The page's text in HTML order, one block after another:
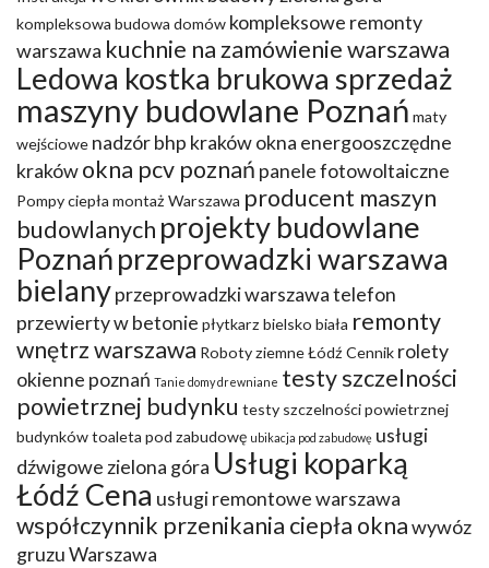
kompleksowa budowa domów kompleksowe remonty
warszawa kuchnie na zamówienie warszawa
Ledowa kostka brukowa sprzedaż
maszyny budowlane Poznań maty
wejściowe nadzór bhp krakówokna energooszczędne
krakówokna pcv poznań panele fotowoltaiczne
Pompy ciepła montaż Warszawa producent maszyn
budowlanych projekty budowlane
Poznańprzeprowadzki warszawa
bielanyprzeprowadzki warszawa telefon
przewierty w betonie płytkarz bielsko biała remonty
wnętrz warszawa Roboty ziemne Łódź Cennik rolety
okienne poznań Tanie domy drewniane testy szczelności
powietrznej budynku testy szczelności powietrznej
budynkówtoaleta pod zabudowę ubikacja pod zabudowę usługi
dźwigowe zielona góra Usługi koparką
Łódź Cena usługi remontowe warszawa
współczynnik przenikania ciepła oknawywóz
gruzu Warszawa